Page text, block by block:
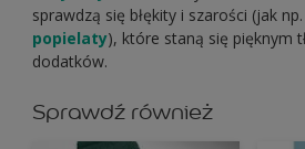
sprawdzą się błękity i szarości (jak
popielaty), które staną się pięknym
dodatków.
Sprawdź również